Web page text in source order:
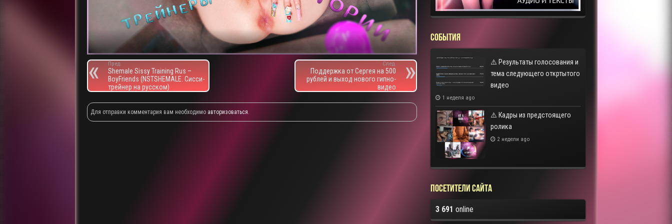
Пред.
Shemale Sissy Training Rus –
BoyFriends (NSTSHEMALE. Сисси-
трейнер на русском)
След.
Поддержка от Сергея на 500
рублей и выход нового гипно-
видео
Для отправки комментария вам необходимо авторизоваться.
СОБЫТИЯ
⚠️ Результаты голосования и
тема следующего откртытого
видео
1 неделя ago
⚠️ Кадры из предстоящего
ролика
2 недели ago
Посетители сайта
3 691 online